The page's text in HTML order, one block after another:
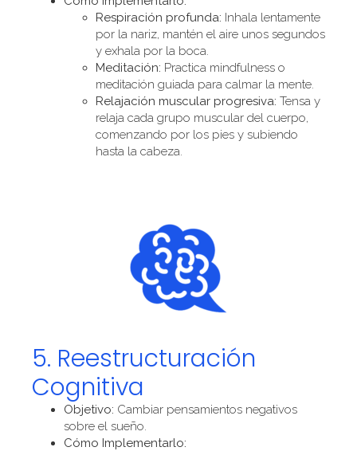
Respiración profunda: Inhala lentamente
por la nariz, mantén el aire unos segundos
y exhala por la boca.
Meditación: Practica mindfulness o
meditación guiada para calmar la mente.
Relajación muscular progresiva: Tensa y
relaja cada grupo muscular del cuerpo,
comenzando por los pies y subiendo
hasta la cabeza.
5. Reestructuración
Cognitiva
Objetivo: Cambiar pensamientos negativos
sobre el sueño.
Cómo Implementarlo: